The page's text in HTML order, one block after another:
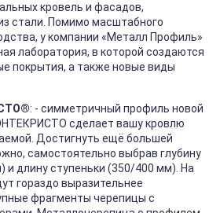
кровель и фасадов,
стали. Помимо масштабного
у компании «Металл Профиль»
лаборатория, в которой создаются
покрытия, а также новые виды
: - симметричный профиль новой
сделает вашу кровлю
Достигнуть ещё большей
самостоятельно выбрав глубину
длину ступеньки (350/400 мм). На
гораздо выразительнее
фрагменты черепицы с